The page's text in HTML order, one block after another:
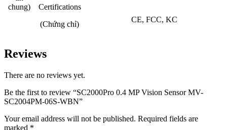
chung)
Certifications
(Chứng chỉ)
CE, FCC, KC
Reviews
There are no reviews yet.
Be the first to review “SC2000Pro 0.4 MP Vision Sensor MV-
SC2004PM-06S-WBN”
Your email address will not be published. Required fields are
marked *